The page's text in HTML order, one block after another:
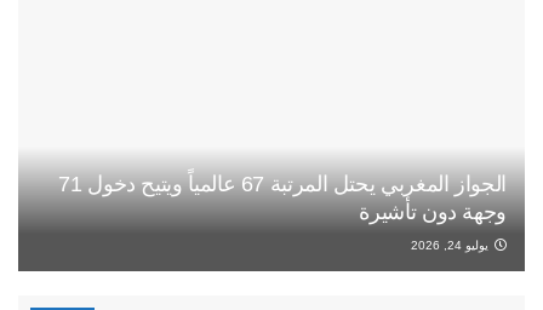
الجواز المغربي يحتل المرتبة 67 عالمياً ويتيح دخول 71
وجهة دون تأشيرة
يوليو 24, 2026